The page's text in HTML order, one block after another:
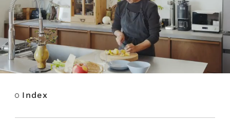
Index